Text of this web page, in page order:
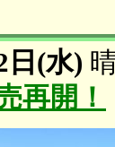
日(水)
再開！